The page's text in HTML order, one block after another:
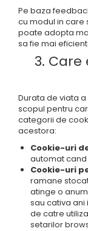
Pe baza
cu modul in care
poate adopta
sa fie mai
3.
Durata de viata
scopul pentru
categorii de
acestora:
Cookie-uri
automat cand
Cookie-uri
ramane
atinge o
sau cativa
de catre
setarilor